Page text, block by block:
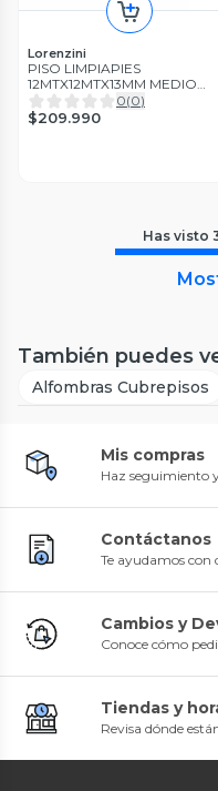
Lorenzini
PISO LIMPIAPIES
12MTX12MTX13MM MEDIO
TRAFIC VERDE
0(0)
$209.990
Has visto
También puedes
Alfombras Cubrepisos
Mis compras
Haz seguimiento
Contáctanos
Te ayudamos con
Cambios y
Conoce cómo
Tiendas y
Revisa dónde